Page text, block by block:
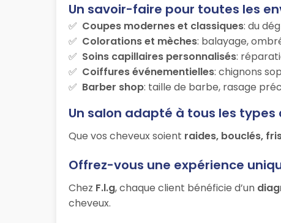
Un savoir-faire pour toutes les
Coupes modernes et classiques: du
Colorations et mèches: balayage,
Soins capillaires personnalisés:
Coiffures événementielles: chignons
Barber shop: taille de barbe, rasage
Un salon adapté à tous les types
Que vos cheveux soient raides, bouclés,
Offrez-vous une expérience
Chez F.l.g, chaque client bénéficie d’un
cheveux.